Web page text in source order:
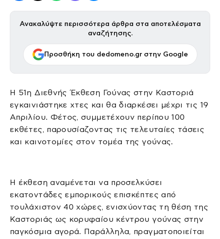
Ανακαλύψτε περισσότερα άρθρα στα αποτελέσματα
αναζήτησης.
Προσθήκη του dedomeno.gr στην Google
Η 51η Διεθνής Έκθεση Γούνας στην Καστοριά
εγκαινιάστηκε χτες και θα διαρκέσει μέχρι τις 19
Απριλίου. Φέτος, συμμετέχουν περίπου 100
εκθέτες, παρουσίαζοντας τις τελευταίες τάσεις
και καινοτομίες στον τομέα της γούνας.
Η έκθεση αναμένεται να προσελκύσει
εκατοντάδες εμπορικούς επισκέπτες από
τουλάχιστον 40 χώρες, ενισχύοντας τη θέση της
Καστοριάς ως κορυφαίου κέντρου γούνας στην
παγκόσμια αγορά. Παράλληλα, πραγματοποιείται